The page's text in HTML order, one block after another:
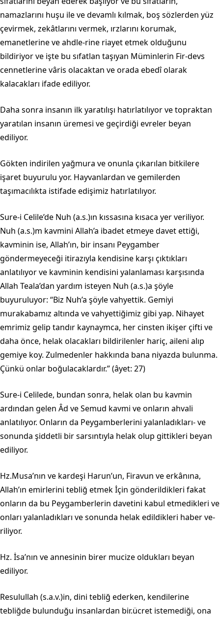
namazlarını huşu ile ve devamlı kılmak, boş sözler­den yüz
çevirmek, zekâtlarını vermek, ırzlarını korumak,
emanetlerine ve ahdle-rine riayet etmek olduğunu
bildiriyor ve işte bu sıfatlan taşıyan Müminlerin Fir-devs
cennetlerine vâris olacaktan ve orada ebedî olarak
kalacakları ifade edili­yor.
Daha sonra insanın ilk yaratılışı hatırlatılıyor ve topraktan
yaratılan insa­nın üremesi ve geçirdiği evreler beyan
ediliyor.
Gökten indirilen yağmura ve onunla çıkarılan bitkilere
işaret buyurulu yor. Hayvanlardan ve gemilerden
taşımacılıkta istifade edişimiz hatırlatılıyor.
Sure-i Celile’de Nuh (a.s.)ın kıssasına kısaca yer veriliyor.
Nuh (a.s.)m kavmini Allah’a ibadet etmeye davet ettiği,
kavminin ise, Allah’ın, bir insanı Peygamber
göndermeyeceği itirazıyla kendisine karşı çıktıkları
anlatılıyor ve kavminin kendisini yalanlaması karşısında
Allah Teala’dan yardım isteyen Nuh (a.s.)a şöyle
buyuruluyor: “Biz Nuh’a şöyle vahyettik. Gemiyi
murakabamız al­tında ve vahyettiğimiz gibi yap. Nihayet
emrimiz gelip tandır kaynaymca, her cinsten ikişer çifti ve
daha önce, helak olacakları bildirilenler hariç, aileni alıp
gemiye koy. Zulmedenler hakkında bana niyazda bulunma.
Çünkü onlar boğu­lacaklardır.” (âyet: 27)
Sure-i Celilede, bundan sonra, helak olan bu kavmin
ardından gelen Âd ve Semud kavmi ve onların ahvali
anlatılıyor. Onların da Peygamberlerini ya­lanladıkları- ve
sonunda şiddetli bir sarsıntıyla helak olup gittikleri beyan
edili­yor.
Hz.Musa’nın ve kardeşi Harun’un, Firavun ve erkânına,
Allah’ın emirleri­ni tebliğ etmek İçin gönderildikleri fakat
onların da bu Peygamberlerin davetini kabul etmedikleri ve
onları yalanladıkları ve sonunda helak edildikleri haber ve­
riliyor.
Hz. İsa’nın ve annesinin birer mucize oldukları beyan
ediliyor.
Resulullah (s.a.v.)in, dini tebliğ ederken, kendilerine
tebliğde bulunduğu insanlardan bir.ücret istemediği, ona